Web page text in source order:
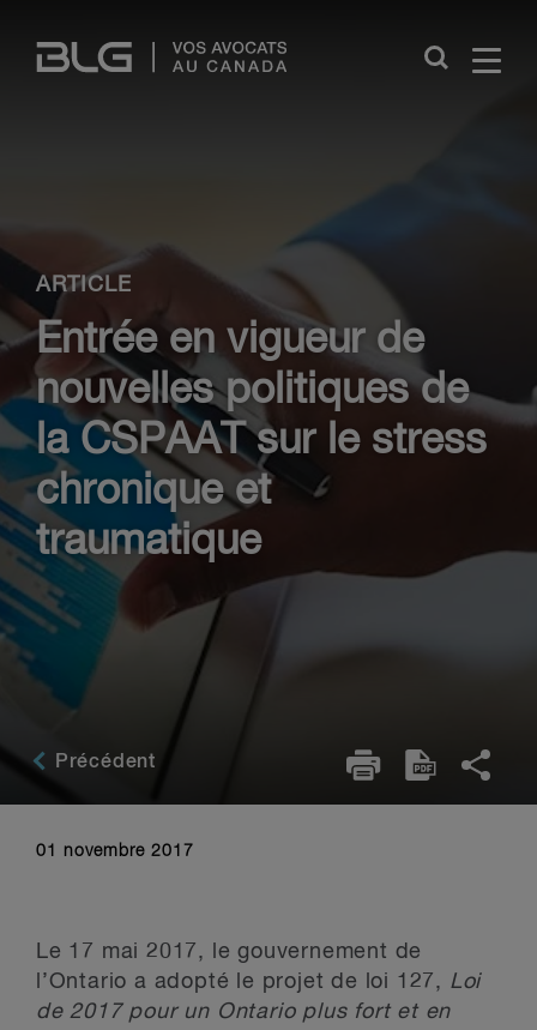
Links
Close
ARTICLE
Entrée en vigueur de
nouvelles politiques de
la CSPAAT sur le stress
chronique et
traumatique
Précédent
01 novembre 2017
Le 17 mai 2017, le gouvernement de
l’Ontario a adopté le projet de loi 127, Loi
de 2017 pour un Ontario plus fort et en